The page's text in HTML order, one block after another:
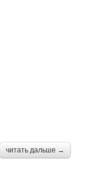
читать дальше →